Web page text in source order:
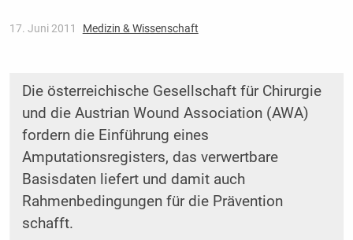
17. Juni 2011 Medizin & Wissenschaft
Die österreichische Gesellschaft für Chirurgie
und die Austrian Wound Association (AWA)
fordern die Einführung eines
Amputationsregisters, das verwertbare
Basisdaten liefert und damit auch
Rahmenbedingungen für die Prävention
schafft.